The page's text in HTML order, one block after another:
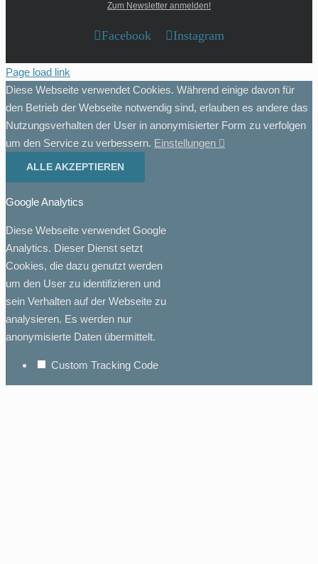
Zum Newsletter anmelden!
Facebook Instagram
Page load link
Diese Webseite verwendet Cookies. Während einige davon für
den Betrieb der Webseite notwendig sind, erlauben es andere das
Nutzungsverhalten der User in anonymisierter Form zu verfolgen
um den Service zu verbessern. Einstellungen
ALLE AKZEPTIEREN
Google Analytics
Diese Webseite verwendet Google
Analytics. Dieser Dienst setzt
Cookies, die dazu genutzt werden
um den User zu identifizieren und
sein Verhalten auf der Webseite zu
analysieren. Es werden nur
anonymisierte Daten übermittelt.
Custom Tracking Code